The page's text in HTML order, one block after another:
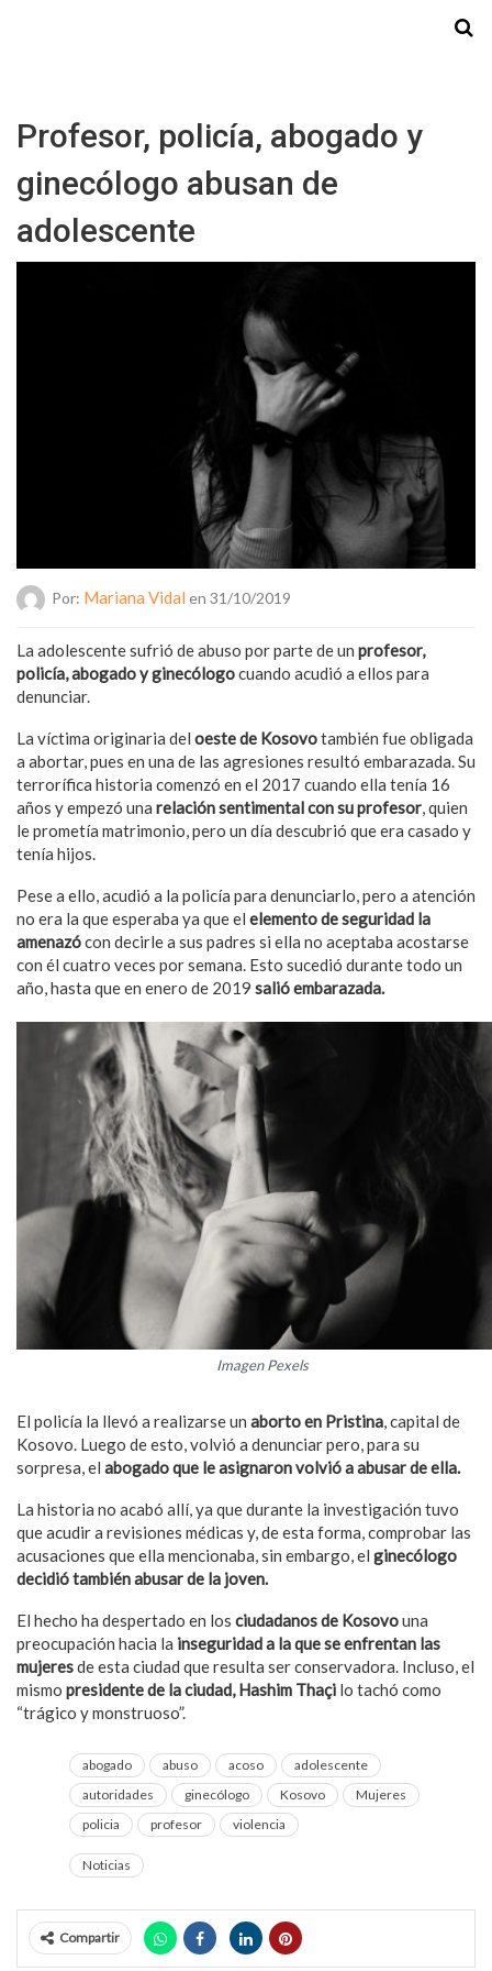
Profesor, policía, abogado y
ginecólogo abusan de
adolescente
Por: Mariana Vidal en 31/10/2019
La adolescente sufrió de abuso por parte de un profesor,
policía, abogado y ginecólogocuando acudió a ellos para
denunciar.
La víctima originaria del oeste de Kosovotambién fue obligada
a abortar, pues en una de las agresiones resultó embarazada. Su
terrorífica historia comenzó en el 2017 cuando ella tenía 16
años y empezó una relación sentimental con su profesor, quien
le prometía matrimonio, pero un día descubrió que era casado y
tenía hijos.
Pese a ello, acudió a la policía para denunciarlo, pero a atención
no era la que esperaba ya que el elemento de seguridad la
amenazócon decirle a sus padres si ella no aceptaba acostarse
con él cuatro veces por semana. Esto sucedió durante todo un
año, hasta que en enero de 2019 salió embarazada.
Imagen Pexels
El policía la llevó a realizarse un aborto en Pristina, capital de
Kosovo. Luego de esto, volvió a denunciar pero, para su
sorpresa, el abogado que le asignaron volvió a abusar de ella.
La historia no acabó allí, ya que durante la investigación tuvo
que acudir a revisiones médicas y, de esta forma, comprobar las
acusaciones que ella mencionaba, sin embargo, el ginecólogo
decidió también abusar de la joven.
El hecho ha despertado en los ciudadanos de Kosovouna
preocupación hacia la inseguridad a la que se enfrentan las
mujeresde esta ciudad que resulta ser conservadora. Incluso, el
mismo presidente de la ciudad, Hashim Thaçi lo tachó como
“trágico y monstruoso”.
abogado abuso acoso
adolescente
autoridades
ginecólogo Kosovo
Mujeres
policia
profesor violencia
Noticias
Compartir